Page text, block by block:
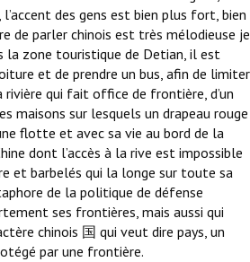
des gens est bien plus fort, bien
de parler chinois est très mélodieuse je
la zone touristique de Detian, il est
et de prendre un bus, afin de limiter
qui fait office de frontière, d’un
maisons sur lesquels un drapeau rouge
flotte et avec sa vie au bord de la
dont l’accès à la rive est impossible
et barbelés qui la longe sur toute sa
de la politique de défense
ses frontières, mais aussi qui
chinois 国 qui veut dire pays, un
par une frontière.